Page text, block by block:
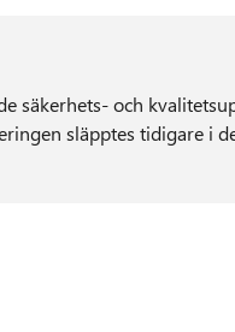
säkerhets- och
släpptes tidigare i